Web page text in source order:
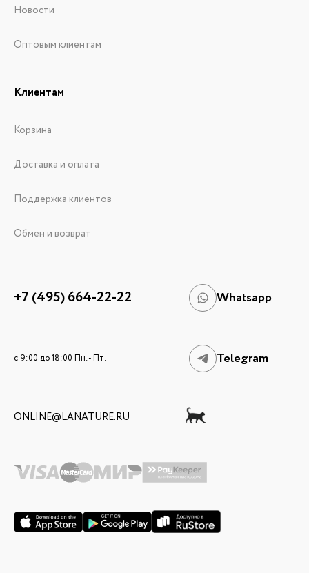
Новости
Оптовым клиентам
Клиентам
Корзина
Доставка и оплата
Поддержка клиентов
Обмен и возврат
+7 (495) 664-22-22 Whatsapp
c 9:00 до 18:00 Пн. - Пт. Telegram
ONLINE@LANATURE.RU